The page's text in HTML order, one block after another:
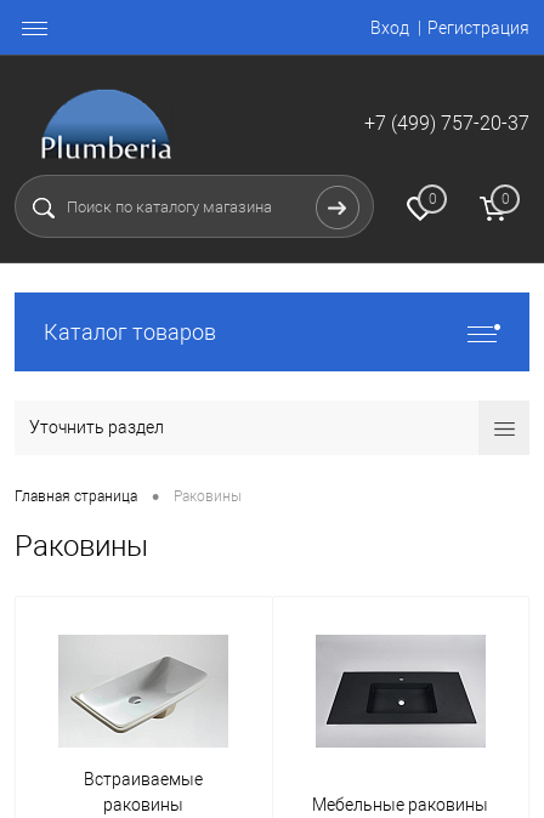
Вход Регистрация
+7 (499) 757-20-37
0 0
Каталог товаров
Уточнить раздел
Главная страница • Раковины
Раковины
Встраиваемые
раковины
Мебельные раковины